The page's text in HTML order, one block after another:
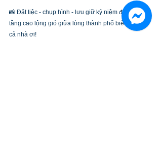
📸 Đặt tiệc - chụp hình - lưu giữ kỷ niệm đẹp nhất tại
tầng cao lộng gió giữa lòng thành phố biển đi nào
cả nhà ơi!